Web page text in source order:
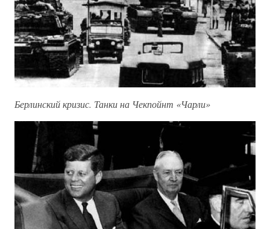
Берлинский кризис. Танки на Чекпойнт «Чарли»